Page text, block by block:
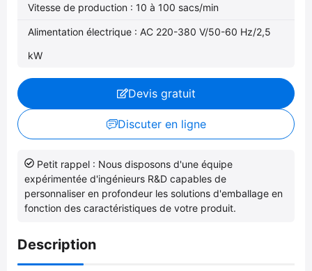
Vitesse de production : 10 à 100 sacs/min
Alimentation électrique : AC 220-380 V/50-60 Hz/2,5
kW
Devis gratuit
Discuter en ligne
Petit rappel : Nous disposons d'une équipe
expérimentée d'ingénieurs R&D capables de
personnaliser en profondeur les solutions d'emballage en
fonction des caractéristiques de votre produit.
Description